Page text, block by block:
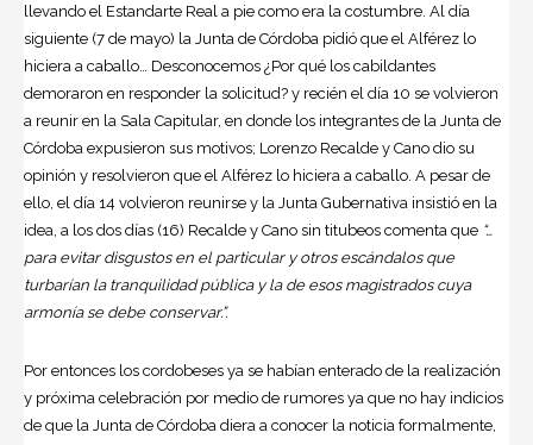
llevando el Estandarte Real a pie como era la costumbre. Al día
siguiente (7 de mayo) la Junta de Córdoba pidió que el Alférez lo
hiciera a caballo… Desconocemos ¿Por qué los cabildantes
demoraron en responder la solicitud? y recién el día 10 se volvieron
a reunir en la Sala Capitular, en donde los integrantes de la Junta de
Córdoba expusieron sus motivos; Lorenzo Recalde y Cano dio su
opinión y resolvieron que el Alférez lo hiciera a caballo. A pesar de
ello, el día 14 volvieron reunirse y la Junta Gubernativa insistió en la
idea, a los dos días (16) Recalde y Cano sin titubeos comenta que “…
para evitar disgustos en el particular y otros escándalos que
turbarían la tranquilidad pública y la de esos magistrados cuya
armonía se debe conservar.”.
Por entonces los cordobeses ya se habían enterado de la realización
y próxima celebración por medio de rumores ya que no hay indicios
de que la Junta de Córdoba diera a conocer la noticia formalmente,